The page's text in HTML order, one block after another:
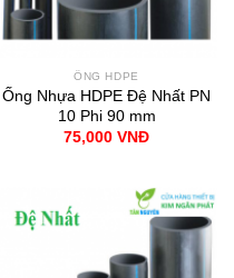
ỐNG HDPE
Ống Nhựa HDPE Đệ Nhất PN
10 Phi 90 mm
75,000 VNĐ